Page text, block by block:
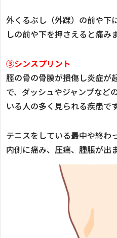
外くるぶし（外踝）の前や下
しの前や下を押さえると痛みま
③シンスプリント
脛の骨の骨膜が損傷し炎症が
で、ダッシュやジャンプなど
いる人の多く見られる疾患です
テニスをしている最中や終わ
内側に痛み、圧痛、腫脹が出ま